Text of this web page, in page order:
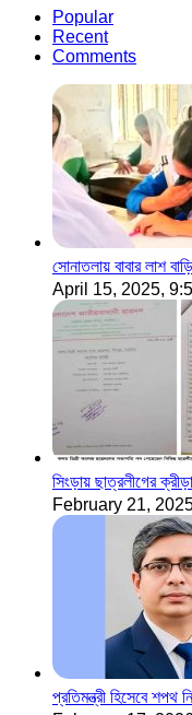
Popular
Recent
Comments
সোনাতলায় বাবার লাশ
April 15, 2025,
সিংড়ায় ছাত্রলীগের
February 21,
প্রতিমন্ত্রী হিসেবে শপথ